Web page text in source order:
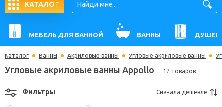
КАТАЛОГ
МЕБЕЛЬ ДЛЯ ВАННОЙ ВАННЫ
Каталог Ванны Акриловые ванны Угловые акриловые ванны
Угловые акриловые ванны Appollo 17 товаров
Фильтры Сначала дешевле